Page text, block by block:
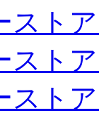
スト
スト
スト